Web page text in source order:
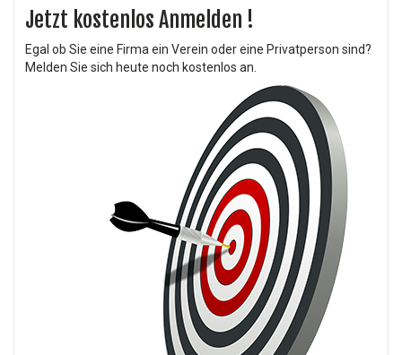
Jetzt kostenlos Anmelden !
Egal ob Sie eine Firma ein Verein oder eine Privatperson sind?
Melden Sie sich heute noch kostenlos an.